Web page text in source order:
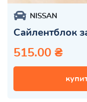
NISSAN
Сайлентблок
515.00 ₴